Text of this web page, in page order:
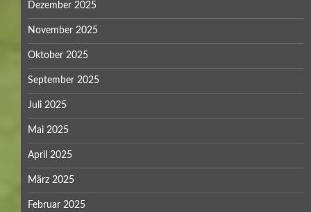
Dezember 2025
November 2025
Oktober 2025
September 2025
Juli 2025
Mai 2025
April 2025
März 2025
Februar 2025